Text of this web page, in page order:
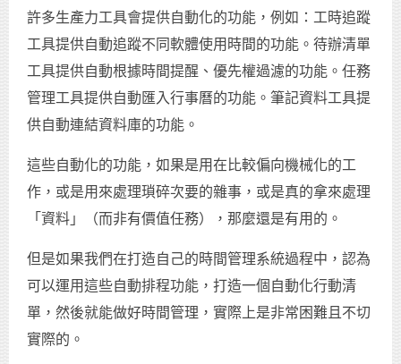
許多生產力工具會提供自動化的功能，例如：工時追蹤
工具提供自動追蹤不同軟體使用時間的功能。待辦清單
工具提供自動根據時間提醒、優先權過濾的功能。任務
管理工具提供自動匯入行事曆的功能。筆記資料工具提
供自動連結資料庫的功能。
這些自動化的功能，如果是用在比較偏向機械化的工
作，或是用來處理瑣碎次要的雜事，或是真的拿來處理
「資料」（而非有價值任務），那麼還是有用的。
但是如果我們在打造自己的時間管理系統過程中，認為
可以運用這些自動排程功能，打造一個自動化行動清
單，然後就能做好時間管理，實際上是非常困難且不切
實際的。